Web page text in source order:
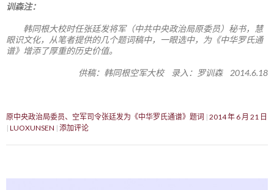
训森注：
韩同根大校时任张廷发将军（中共中央政治局原委员）秘书，慧
眼识文化，从笔者提供的几个题词稿中，一眼选中，为《中华罗氏通
谱》增添了厚重的历史价值。
供稿：韩同根空军大校 录入：罗训森 2014.6.18
原中央政治局委员、空军司令张廷发为《中华罗氏通谱》题词 2014 年 6 月 21 日
LUOXUNSEN 添加评论